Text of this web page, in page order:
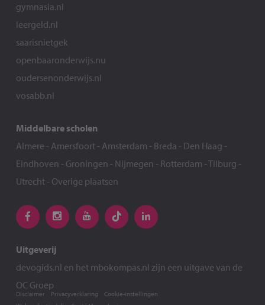
gymnasia.nl
leergeld.nl
saarisnietgek
openbaaronderwijs.nu
oudersenonderwijs.nl
vosabb.nl
Middelbare scholen
Almere - Amersfoort- Amsterdam - Breda - Den Haag -
Eindhoven - Groningen - Nijmegen - Rotterdam -Tilburg -
Utrecht- Overige plaatsen
Uitgeverij
devogids.nl en het mbokompas.nl zijn een uitgave van de
OC Groep
Disclaimer Privacyverklaring Cookie-instellingen